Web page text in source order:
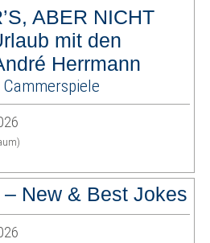
ABER NICHT
mit den
Herrmann
New & Best Jokes